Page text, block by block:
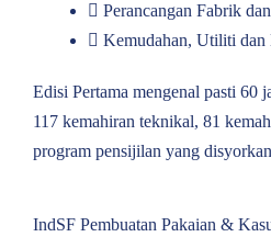
Perancangan Fabrik
Kemudahan, Utiliti dan
Edisi Pertama mengenal pasti 60
117 kemahiran teknikal, 81
program pensijilan yang
IndSF Pembuatan Pakaian &